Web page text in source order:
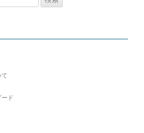
ド